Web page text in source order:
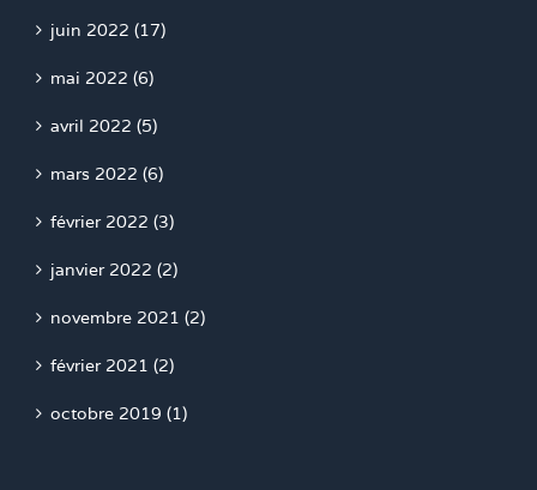
juin 2022 (17)
mai 2022 (6)
avril 2022 (5)
mars 2022 (6)
février 2022 (3)
janvier 2022 (2)
novembre 2021 (2)
février 2021 (2)
octobre 2019 (1)